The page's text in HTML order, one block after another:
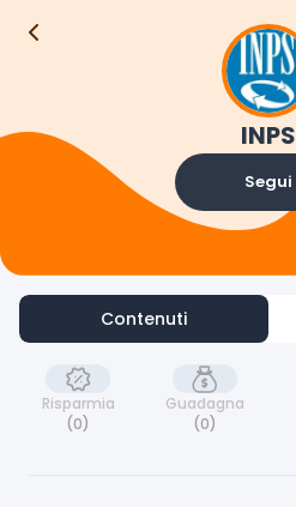
INPS
Segui
Contenuti
Risparmia
(0)
Guadagna
(0)